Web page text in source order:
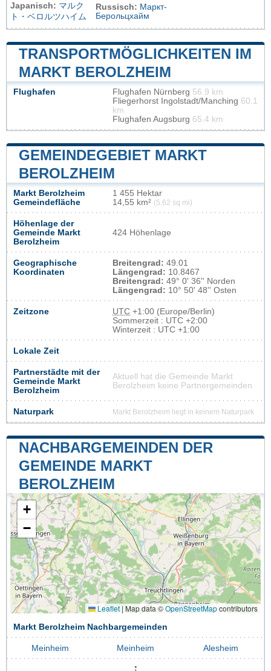
Japanisch: マルク
ト・ベロルツハイム
Russisch: Маркт-
Берольцхайм
TRANSPORTMÖGLICHKEITEN IM
MARKT BEROLZHEIM
Flughafen Flughafen Nürnberg 56.9 km
Fliegerhorst Ingolstadt/Manching 60.1
km
Flughafen Augsburg 65.4 km
GEMEINDEGEBIET MARKT
BEROLZHEIM
Markt Berolzheim
Gemeindefläche
1 455 Hektar
14,55 km² (5,62 sq mi)
Höhenlage der
Gemeinde Markt
Berolzheim
424 Höhenlage
Geographische
Koordinaten
Breitengrad: 49.01
Längengrad: 10.8467
Breitengrad: 49° 0' 36'' Norden
Längengrad: 10° 50' 48'' Osten
Zeitzone UTC +1:00 (Europe/Berlin)
Sommerzeit : UTC +2:00
Winterzeit : UTC +1:00
Lokale Zeit
Partnerstädte mit der
Gemeinde Markt
Berolzheim
Aktuell hat die Gemeinde Markt
Berolzheim keine Partnergemeinden
Naturpark Markt Berolzheim liegt in keinem Naturpark
NACHBARGEMEINDEN DER
GEMEINDE MARKT
BEROLZHEIM
+
−
Leaflet | Map data ©OpenStreetMapcontributors
Markt Berolzheim Nachbargemeinden
Meinheim Meinheim Alesheim